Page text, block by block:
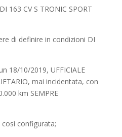
163 CV S TRONIC SPORT
di definire in condizioni DI
18/10/2019, UFFICIALE
mai incidentata, con
km SEMPRE
configurata;